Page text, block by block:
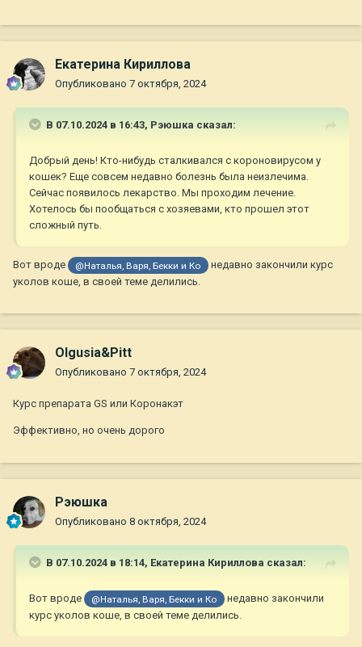
Екатерина Кириллова
Опубликовано 7 октября, 2024
В 07.10.2024 в 16:43, Рэюшка сказал:
Добрый день! Кто-нибудь сталкивался с короновирусом у
кошек? Еще совсем недавно болезнь была неизлечима.
Сейчас появилось лекарство. Мы проходим лечение.
Хотелось бы пообщаться с хозяевами, кто прошел этот
сложный путь.
Вот вроде @Наталья, Варя, Бекки и Ко
недавно закончили курс
уколов коше, в своей теме делились.
Olgusia&Pitt
Опубликовано 7 октября, 2024
Курс препарата GS или Коронакэт
Эффективно, но очень дорого
Рэюшка
Опубликовано 8 октября, 2024
В 07.10.2024 в 18:14, Екатерина Кириллова сказал:
Вот вроде @Наталья, Варя, Бекки и Ко
недавно закончили
курс уколов коше, в своей теме делились.